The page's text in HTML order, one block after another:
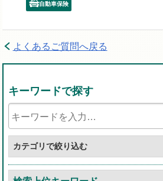
自動車保険
よくあるご質問へ戻る
キーワードで探す
カテゴリで絞り込む